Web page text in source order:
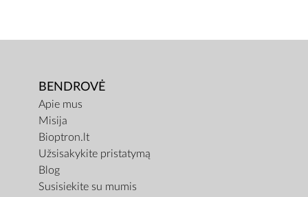
BENDROVĖ
Apie mus
Misija
Bioptron.lt
Užsisakykite pristatymą
Blog
Susisiekite su mumis